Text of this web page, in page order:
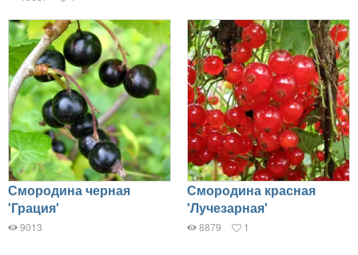
Смородина черная
'Грация'
9013
Смородина красная
'Лучезарная'
8879 1